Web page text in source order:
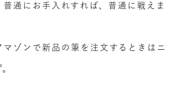
普通にお手入れすれば、普通に戦えま
マゾンで新品の筆を注文するときはニ